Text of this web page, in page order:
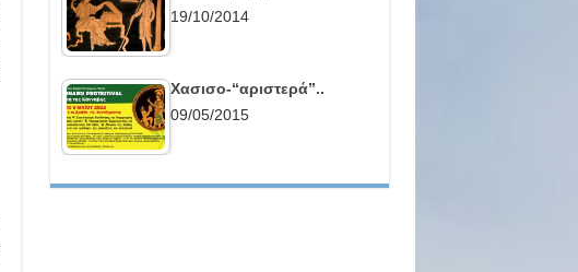
19/10/2014
Χασισο-“αριστερά”..
09/05/2015